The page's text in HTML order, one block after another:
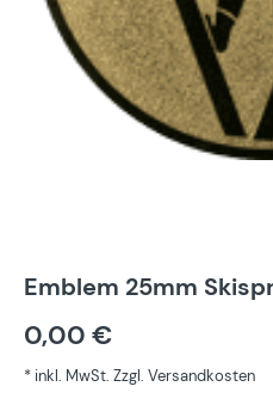
Emblem 25mm
0,00 €
* inkl. MwSt. Zzgl. Versandkosten